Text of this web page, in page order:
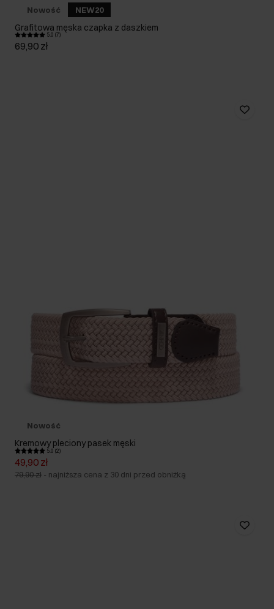
Nowość NEW20
Grafitowa męska czapka z daszkiem
5.0 (7)
69,90 zł
Nowość
Kremowy pleciony pasek męski
5.0 (2)
49,90 zł
79,90 zł - najniższa cena z 30 dni przed obniżką